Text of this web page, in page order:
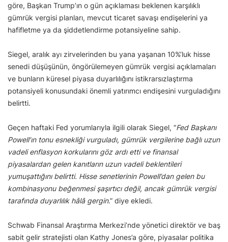
göre, Başkan Trump’ın o gün açıklaması beklenen karşılıklı
gümrük vergisi planları, mevcut ticaret savaşı endişelerini ya
hafifletme ya da şiddetlendirme potansiyeline sahip.
Siegel, aralık ayı zirvelerinden bu yana yaşanan 10%’luk hisse
senedi düşüşünün, öngörülemeyen gümrük vergisi açıklamaları
ve bunların küresel piyasa duyarlılığını istikrarsızlaştırma
potansiyeli konusundaki önemli yatırımcı endişesini vurguladığını
belirtti.
Geçen haftaki Fed yorumlarıyla ilgili olarak Siegel, “Fed Başkanı
Powell’ın tonu esnekliği vurguladı, gümrük vergilerine bağlı uzun
vadeli enflasyon korkularını göz ardı etti ve finansal
piyasalardan gelen kanıtların uzun vadeli beklentileri
yumuşattığını belirtti. Hisse senetlerinin Powell’dan gelen bu
kombinasyonu beğenmesi şaşırtıcı değil, ancak gümrük vergisi
tarafında duyarlılık hâlâ gergin.” diye ekledi.
Schwab Finansal Araştırma Merkezi’nde yönetici direktör ve baş
sabit gelir stratejisti olan Kathy Jones’a göre, piyasalar politika